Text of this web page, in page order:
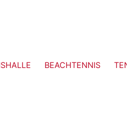
BEACHTENNIS